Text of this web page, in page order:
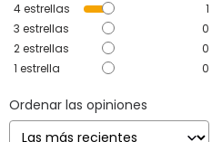
4estrellas
1
3 estrellas
0
2estrellas
0
1 estrella 0
Ordenar las opiniones